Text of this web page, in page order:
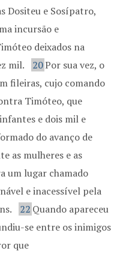
Dositeu e Sosípatro,
incursão e
deixados na
mil.
20Por sua vez, o
fileiras, cujo comando
Timóteo, que
e dois mil e
do avanço de
as mulheres e as
um lugar chamado
e inacessível pela
22 Quando apareceu
se entre os inimigos
que